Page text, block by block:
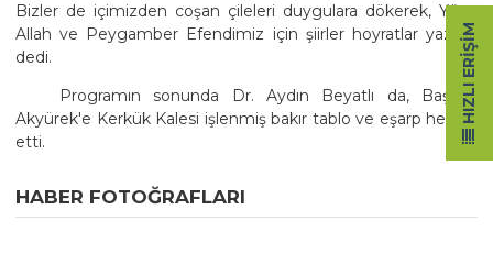
Bizler de içimizden coşan çileleri duygulara dökerek, Yüce
Allah ve Peygamber Efendimiz için şiirler hoyratlar yazdık'
dedi.
Programın sonunda Dr. Aydın Beyatlı da, Başkan
Akyürek'e Kerkük Kalesi işlenmiş bakır tablo ve eşarp hediye
etti.
HABER FOTOĞRAFLARI
HIZLI ERIŞIM